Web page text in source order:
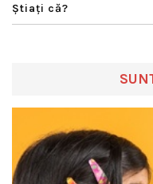
Ştiaţi că?